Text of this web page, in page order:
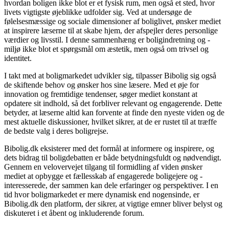
hvordan boligen ikke blot er et fysisk rum, men også et sted, hvor
livets vigtigste øjeblikke udfolder sig. Ved at undersøge de
følelsesmæssige og sociale dimensioner af boliglivet, ønsker mediet
at inspirere læserne til at skabe hjem, der afspejler deres personlige
værdier og livsstil. I denne sammenhæng er boligindretning og -
miljø ikke blot et spørgsmål om æstetik, men også om trivsel og
identitet.
I takt med at boligmarkedet udvikler sig, tilpasser Bibolig sig også
de skiftende behov og ønsker hos sine læsere. Med et øje for
innovation og fremtidige tendenser, søger mediet konstant at
opdatere sit indhold, så det forbliver relevant og engagerende. Dette
betyder, at læserne altid kan forvente at finde den nyeste viden og de
mest aktuelle diskussioner, hvilket sikrer, at de er rustet til at træffe
de bedste valg i deres boligrejse.
Bibolig.dk eksisterer med det formål at informere og inspirere, og
dets bidrag til boligdebatten er både betydningsfuldt og nødvendigt.
Gennem en velovervejet tilgang til formidling af viden ønsker
mediet at opbygge et fællesskab af engagerede boligejere og -
interesserede, der sammen kan dele erfaringer og perspektiver. I en
tid hvor boligmarkedet er mere dynamisk end nogensinde, er
Bibolig.dk den platform, der sikrer, at vigtige emner bliver belyst og
diskuteret i et åbent og inkluderende forum.